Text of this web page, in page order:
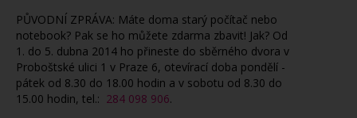
PŮVODNÍ ZPRÁVA: Máte doma starý počítač nebo
notebook? Pak se ho můžete zdarma zbavit! Jak? Od
1. do 5. dubna 2014 ho přineste do sběrného dvora v
Proboštské ulici 1 v Praze 6, otevírací doba pondělí -
pátek od 8.30 do 18.00 hodin a v sobotu od 8.30 do
15.00 hodin, tel.: 284 098 906.